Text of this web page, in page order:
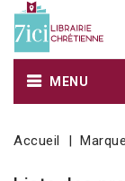
MENU
Accueil